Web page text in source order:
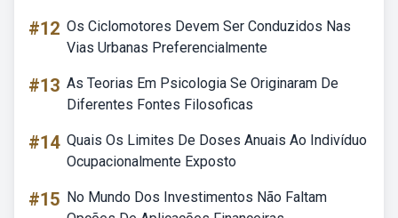
#12 Os Ciclomotores Devem Ser Conduzidos Nas
Vias Urbanas Preferencialmente
#13 As Teorias Em Psicologia Se Originaram De
Diferentes Fontes Filosoficas
#14 Quais Os Limites De Doses Anuais Ao Indivíduo
Ocupacionalmente Exposto
#15 No Mundo Dos Investimentos Não Faltam